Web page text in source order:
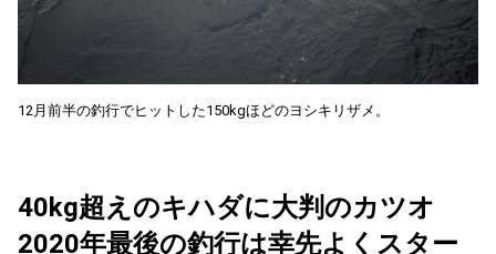
12月前半の釣行でヒットした150kgほどのヨシキリザメ。
40kg超えのキハダに大判のカツオ
2020年最後の釣行は幸先よくスター